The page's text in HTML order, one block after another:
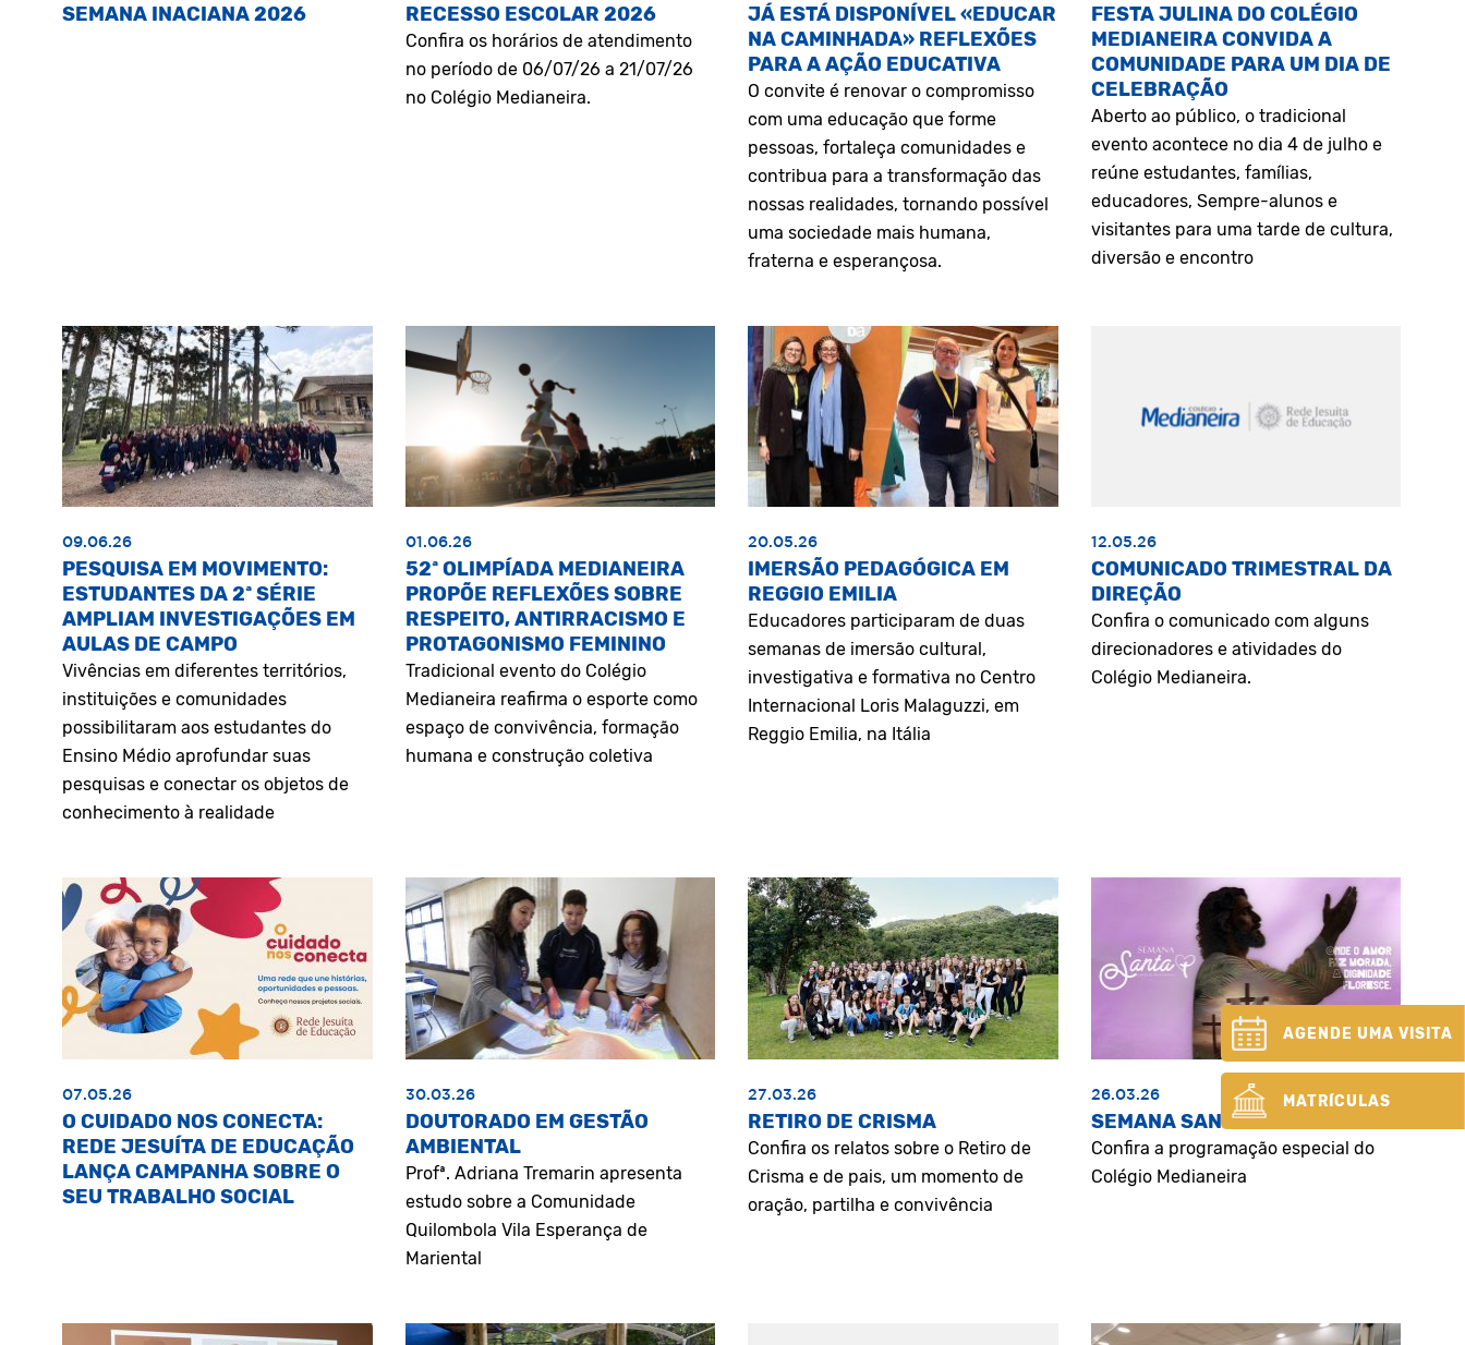
SEMANA INACIANA 2026 RECESSO ESCOLAR 2026
Confira os horários de atendimento
no período de 06/07/26 a 21/07/26
no Colégio Medianeira.
JÁ ESTÁ DISPONÍVEL «EDUCAR
NA CAMINHADA» REFLEXÕES
PARA A AÇÃO EDUCATIVA
O convite é renovar o compromisso
com uma educação que forme
pessoas, fortaleça comunidades e
contribua para a transformação das
nossas realidades, tornando possível
uma sociedade mais humana,
fraterna e esperançosa.
FESTA JULINA DO COLÉGIO
MEDIANEIRA CONVIDA A
COMUNIDADE PARA UM DIA DE
CELEBRAÇÃO
Aberto ao público, o tradicional
evento acontece no dia 4 de julho e
reúne estudantes, famílias,
educadores, Sempre-alunos e
visitantes para uma tarde de cultura,
diversão e encontro
09.06.26
PESQUISA EM MOVIMENTO:
ESTUDANTES DA 2ª SÉRIE
AMPLIAM INVESTIGAÇÕES EM
AULAS DE CAMPO
Vivências em diferentes territórios,
instituições e comunidades
possibilitaram aos estudantes do
Ensino Médio aprofundar suas
pesquisas e conectar os objetos de
conhecimento à realidade
01.06.26
52ª OLIMPÍADA MEDIANEIRA
PROPÕE REFLEXÕES SOBRE
RESPEITO, ANTIRRACISMO E
PROTAGONISMO FEMININO
Tradicional evento do Colégio
Medianeira reafirma o esporte como
espaço de convivência, formação
humana e construção coletiva
20.05.26
IMERSÃO PEDAGÓGICA EM
REGGIO EMILIA
Educadores participaram de duas
semanas de imersão cultural,
investigativa e formativa no Centro
Internacional Loris Malaguzzi, em
Reggio Emilia, na Itália
12.05.26
COMUNICADO TRIMESTRAL DA
DIREÇÃO
Confira o comunicado com alguns
direcionadores e atividades do
Colégio Medianeira.
07.05.26
O CUIDADO NOS CONECTA:
REDE JESUÍTA DE EDUCAÇÃO
LANÇA CAMPANHA SOBRE O
SEU TRABALHO SOCIAL
30.03.26
DOUTORADO EM GESTÃO
AMBIENTAL
Profª. Adriana Tremarin apresenta
estudo sobre a Comunidade
Quilombola Vila Esperança de
Mariental
27.03.26
RETIRO DE CRISMA
Confira os relatos sobre o Retiro de
Crisma e de pais, um momento de
oração, partilha e convivência
26.03.26
SEMANA SANTA
Confira a programação especial do
Colégio Medianeira
AGENDE UMA VISITA
MATRÍCULAS